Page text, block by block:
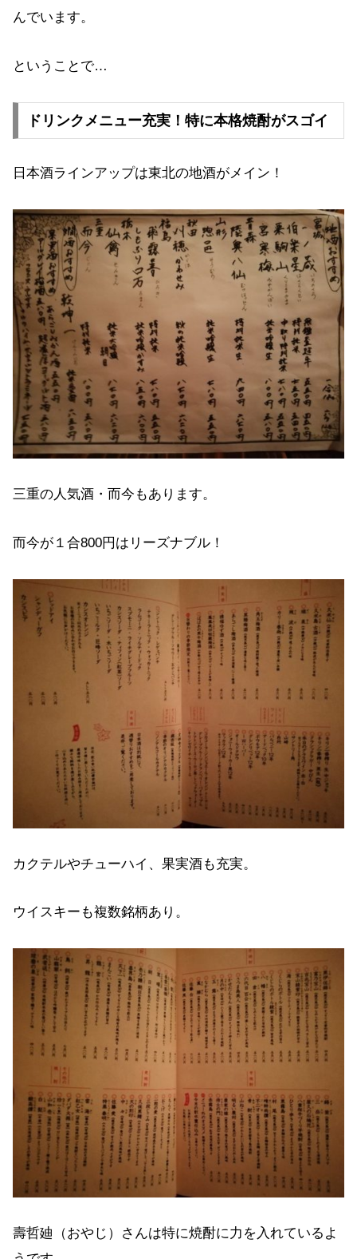
んでいます。
ということで…
ドリンクメニュー充実！特に本格焼酎がスゴイ
日本酒ラインアップは東北の地酒がメイン！
三重の人気酒・而今もあります。
而今が１合800円はリーズナブル！
カクテルやチューハイ、果実酒も充実。
ウイスキーも複数銘柄あり。
壽哲廸（おやじ）さんは特に焼酎に力を入れているよ